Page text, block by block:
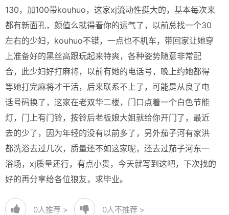
130，加100带kouhuo，这家xj流动性挺大的，基本每次来
都有新面孔，颜值么就得看你的运气了，以前总找一个30
左右的少妇，kouhuo不错，一点也不机车，带回家让她穿
上准备好的黑丝高跟玩起来特爽，各种姿势随意非常配
合，此少妇好打麻将，以前有她的电话号，晚上约她都得
等她打完麻将才干活，后来联系不上了，可能是从良了电
话号码换了，这家在老双华二楼，门口点着一个白色节能
灯，门上有门铃，按铃后老板娘大姐就给你开门了，最近
去的少了，因为年轻的没有以前多了，另外茄子河有家洪
都洗浴去过几次，质量还不如这家呢，还去过茄子河东一
浴场，xj质量还行，有点小贵，今天就写到这吧，下次找的
好的再分享给各位狼友，求毕业。
0人推荐 > 0人不推荐 >